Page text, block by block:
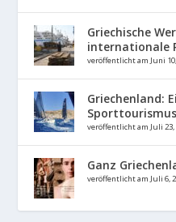
Griechische
internationale
veröffentlicht am Juni
Griechenland:
Sporttourismus
veröffentlicht am Juli 23,
Ganz
veröffentlicht am Juli 6,